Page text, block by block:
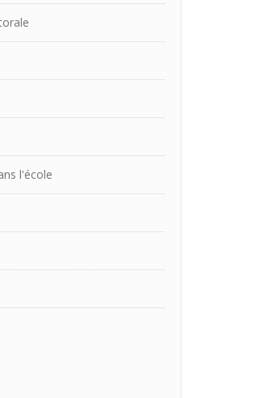
l'école